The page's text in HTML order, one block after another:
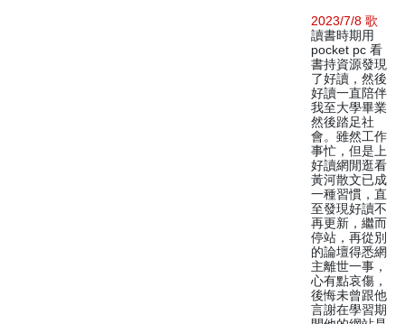
2023/7/8 歌
讀書時期用
pocket pc 看
書持資源發現
了好讀，然後
好讀一直陪伴
我至大學畢業
然後踏足社
會。雖然工作
事忙，但是上
好讀網閒逛看
黃河散文已成
一種習慣，直
至發現好讀不
再更新，繼而
停站，再從別
的論壇得悉網
主離世一事，
心有點哀傷，
後悔未曾跟他
言謝在學習期